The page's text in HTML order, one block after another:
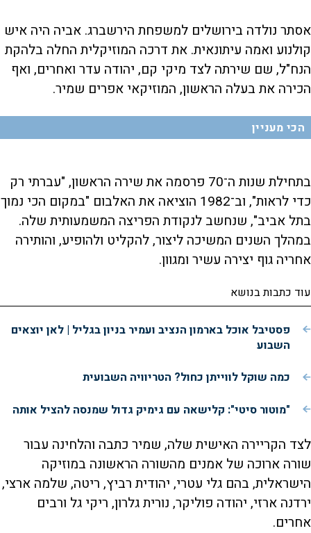
אסתר נולדה בירושלים למשפחת הירשברג. אביה היה איש
קולנוע ואמה עיתונאית. את דרכה המוזיקלית החלה בלהקת
הנח"ל, שם שירתה לצד מיקי קם, יהודה עדר ואחרים, ואף
הכירה את בעלה הראשון, המוזיקאי אפרים שמיר.
הכי מעניין
בתחילת שנות ה־70 פרסמה את שירה הראשון, "עברתי רק
כדי לראות", וב־1982 הוציאה את האלבום "במקום הכי נמוך
בתל אביב", שנחשב לנקודת הפריצה המשמעותית שלה.
במהלך השנים המשיכה ליצור, להקליט ולהופיע, והותירה
אחריה גוף יצירה עשיר ומגוון.
עוד כתבות בנושא
פסטיבל אוכל בארמון הנציב ועמיר בניון בגליל | לאן יוצאים
השבוע
כמה שוקל לווייתן כחול? הטריוויה השבועית
"מוטור סיטי": קלישאה עם גימיק גדול שמנסה להציל אותה
לצד הקריירה האישית שלה, שמיר כתבה והלחינה עבור
שורה ארוכה של אמנים מהשורה הראשונה במוזיקה
הישראלית, בהם גלי עטרי, יהודית רביץ, ריטה, שלמה ארצי,
ירדנה ארזי, יהודה פוליקר, נורית גלרון, ריקי גל ורבים
אחרים.